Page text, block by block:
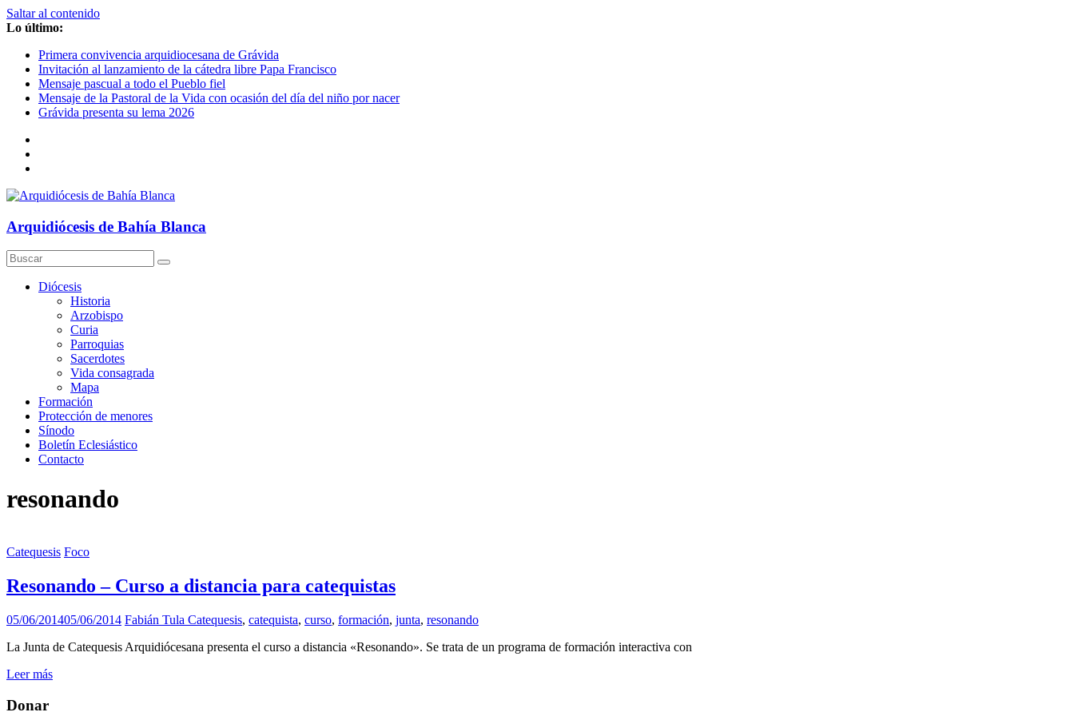
Saltar al contenido
Lo último:
Primera convivencia arquidiocesana de Grávida
Invitación al lanzamiento de la cátedra libre Papa Francisco
Mensaje pascual a todo el Pueblo fiel
Mensaje de la Pastoral de la Vida con ocasión del día del niño por nacer
Grávida presenta su lema 2026
Arquidiócesis de Bahía Blanca
Diócesis
Historia
Arzobispo
Curia
Parroquias
Sacerdotes
Vida consagrada
Mapa
Formación
Protección de menores
Sínodo
Boletín Eclesiástico
Contacto
resonando
Catequesis Foco
Resonando – Curso a distancia para catequistas
05/06/201405/06/2014 Fabián Tula Catequesis, catequista, curso, formación, junta, resonando
La Junta de Catequesis Arquidiócesana presenta el curso a distancia «Resonando». Se trata de un programa de formación interactiva con
Leer más
Donar